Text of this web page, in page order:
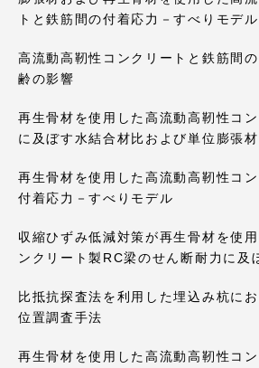
トと鉄筋間の付着応力－すべりモデル
高流動高靭性コンクリートと鉄筋間
齢の影響
再生骨材を使用した高流動高靭性コ
に及ぼす水結合材比および単位膨張
再生骨材を使用した高流動高靭性コ
付着応力－すべりモデル
収縮ひずみ低減対策が再生骨材を使
ンクリート製RC梁のせん断耐力に及
比抵抗探査法を利用した埋込み杭に
位置調査手法
再生骨材を使用した高流動高靭性コ